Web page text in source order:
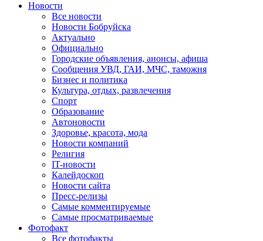
Новости
Все новости
Новости Бобруйска
Актуально
Официально
Городские объявления, анонсы, афиша
Сообщения УВД, ГАИ, МЧС, таможня
Бизнес и политика
Культура, отдых, развлечения
Спорт
Образование
Автоновости
Здоровье, красота, мода
Новости компаний
Религия
IT-новости
Калейдоскоп
Новости сайта
Пресс-релизы
Самые комментируемые
Самые просматриваемые
Фотофакт
Все фотофакты